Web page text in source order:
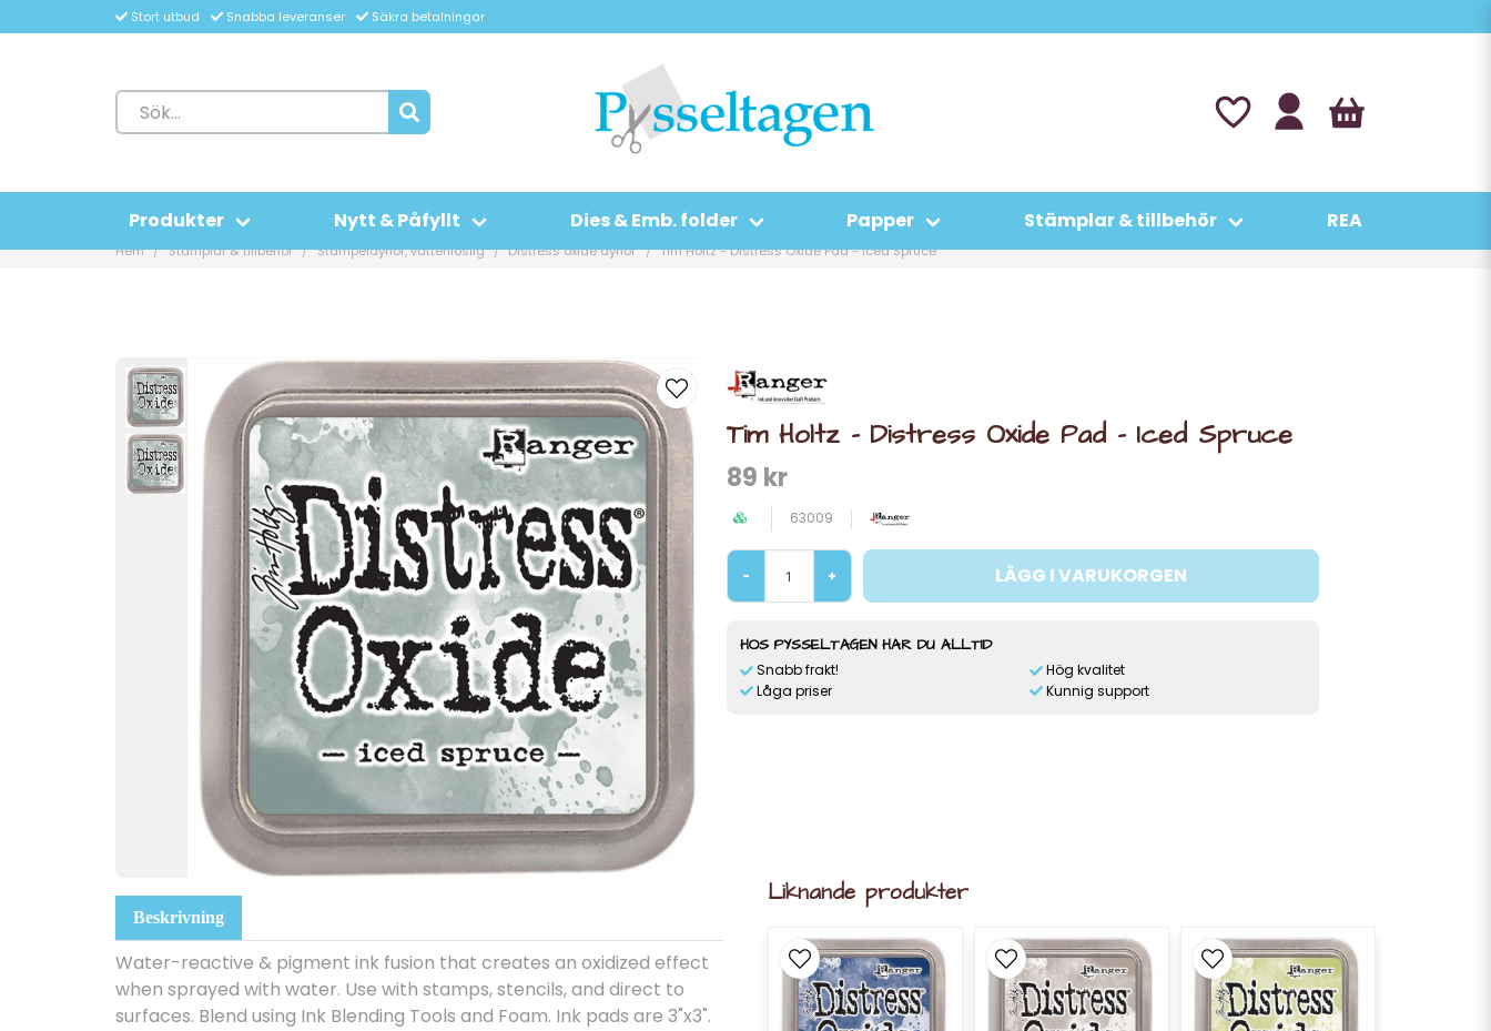
Stort utbud Snabba leveranser Säkra betalningar
Produkter Nytt & Påfyllt Dies & Emb. folder Papper Stämplar & tillbehör REA
Hem Stämplar & tillbehör Stämpeldynor, vattenlöslig Distress oxide dynor Tim Holtz - Distress Oxide Pad - Iced Spruce
Tim Holtz - Distress Oxide Pad - Iced Spruce
89 kr
63009
- + LÄGG I VARUKORGEN
HOS PYSSELTAGEN HAR DU ALLTID
Snabb frakt!
Låga priser
Hög kvalitet
Kunnig support
Beskrivning
Water-reactive & pigment ink fusion that creates an oxidized effect
when sprayed with water. Use with stamps, stencils, and direct to
surfaces. Blend using Ink Blending Tools and Foam. Ink pads are 3"x3".
Liknande produkter